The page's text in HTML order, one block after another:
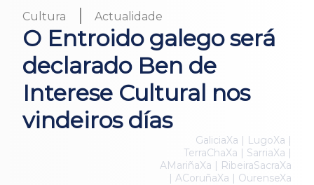
Cultura | Actualidade
O Entroido galego será
declarado Ben de
Interese Cultural nos
vindeiros días
GaliciaXa | LugoXa |
TerraChaXa | SarriaXa |
AMariñaXa | RibeiraSacraXa
| ACoruñaXa | OurenseXa